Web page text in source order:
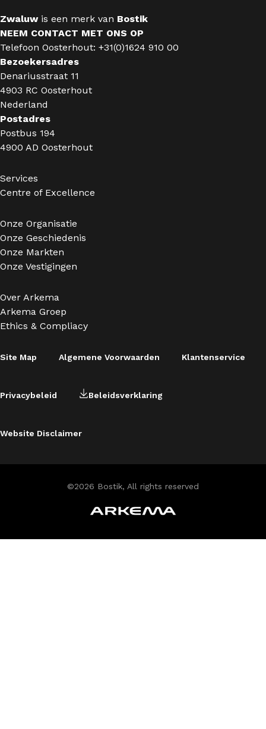
Zwaluw is een merk van Bostik
NEEM CONTACT MET ONS OP
Telefoon Oosterhout: +31(0)1624 910 00
Bezoekersadres
Denariusstraat 11
4903 RC Oosterhout
Nederland
Postadres
Postbus 194
4900 AD Oosterhout
Services
Centre of Excellence
Onze Organisatie
Onze Geschiedenis
Onze Markten
Onze Vestigingen
Over Arkema
Arkema Groep
Ethics & Compliacy
Site Map Algemene Voorwaarden Klantenservice
Privacybeleid Beleidsverklaring
Website Disclaimer
©2026 Bostik, All rights reserved